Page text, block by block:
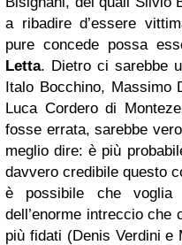
a ribadire d’essere
pure concede possa
Letta. Dietro ci sarebbe
Italo Bocchino, Massimo
Luca Cordero di
fosse errata, sarebbe
meglio dire: è più
davvero credibile questo
è possibile che voglia
dell’enorme intreccio che
più fidati (Denis Verdini e